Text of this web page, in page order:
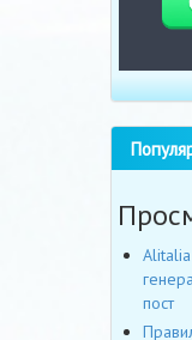
Alitalia
пост